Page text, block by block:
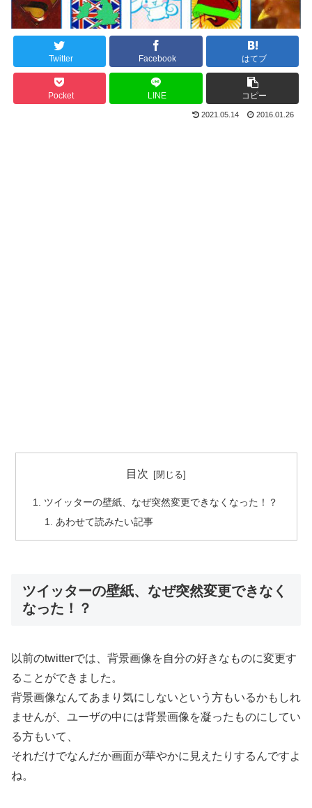
Twitter Facebook はてブ
Pocket LINE コピー
2021.05.14 2016.01.26
目次
ツイッターの壁紙、なぜ突然変更できなくなった！？
あわせて読みたい記事
ツイッターの壁紙、なぜ突然変更できなく
なった！？
以前のtwitterでは、背景画像を自分の好きなものに変更す
ることができました。
背景画像なんてあまり気にしないという方もいるかもしれ
ませんが、ユーザの中には背景画像を凝ったものにしてい
る方もいて、
それだけでなんだか画面が華やかに見えたりするんですよ
ね。